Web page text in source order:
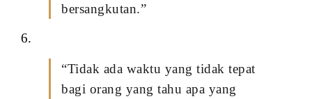
bersangkutan.”
6.
“Tidak ada waktu yang tidak tepat
bagi orang yang tahu apa yang